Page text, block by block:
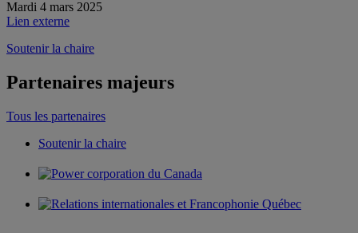
Mardi 4 mars 2025
Lien externe
Soutenir la chaire
Partenaires majeurs
Tous les partenaires
Soutenir la chaire